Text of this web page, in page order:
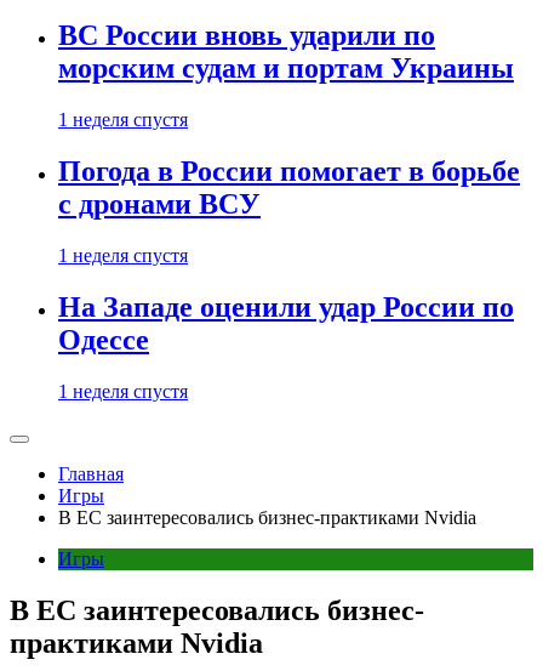
ВС России вновь ударили по
морским судам и портам Украины
1 неделя спустя
Погода в России помогает в борьбе
с дронами ВСУ
1 неделя спустя
На Западе оценили удар России по
Одессе
1 неделя спустя
Главная
Игры
В ЕС заинтересовались бизнес-практиками Nvidia
Игры
В ЕС заинтересовались бизнес-
практиками Nvidia